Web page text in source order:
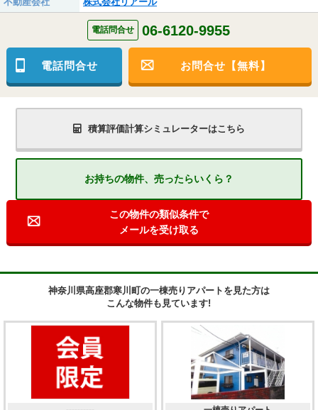
電話問合せ 06-6120-9955
電話問合せ お問合せ【無料】
積算評価計算シミュレーターはこちら
お持ちの物件、売ったらいくら？
この物件の類似条件で
メールを受け取る
神奈川県高座郡寒川町の一棟売りアパートを見た方は
こんな物件も見ています!